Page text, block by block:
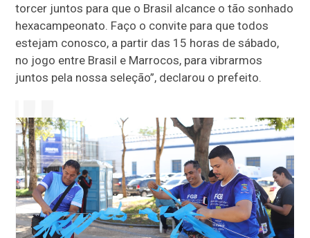
torcer juntos para que o Brasil alcance o tão sonhado
hexacampeonato. Faço o convite para que todos
estejam conosco, a partir das 15 horas de sábado,
no jogo entre Brasil e Marrocos, para vibrarmos
juntos pela nossa seleção”, declarou o prefeito.